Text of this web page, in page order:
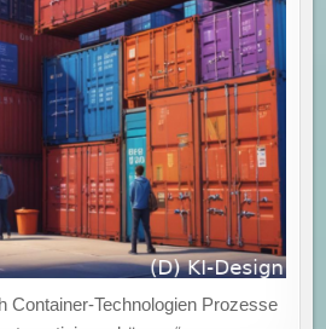
Container-Technologien Prozesse